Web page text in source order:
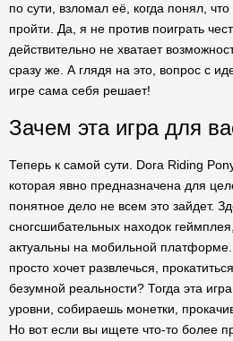
по сути, взломал её, когда понял,
пройти. Да, я не против поиграть
действительно не хватает
сразу же. А глядя на это, вопрос с
игре сама себя решает!
Зачем эта игра для
Теперь к самой сути. Dora Riding
которая явно предназначена для
понятное дело не всем это зайдет.
сногсшибательных находок
актуальны на мобильной платформе.
просто хочет развлечься,
безумной реальности? Тогда эта
уровни, собираешь монетки,
Но вот если вы ищете что-то более